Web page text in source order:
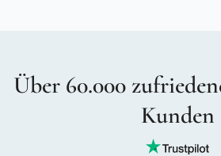
Über 60.000
Kunden